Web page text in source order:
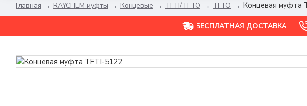
Главная RAYCHEM муфты Концевые TFTI/TFTO TFTO Концевая муфта
БЕСПЛАТНАЯ ДОСТАВКА